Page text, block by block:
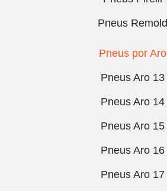
Pneus Remold
Pneus por Aro
Pneus Aro 13
Pneus Aro 14
Pneus Aro 15
Pneus Aro 16
Pneus Aro 17